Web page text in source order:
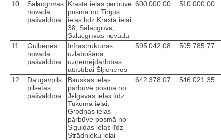
10.
Salacgrīvas
novada
pašvaldība
Krasta ielas pārbūve
posmā no Tirgus
ielas līdz Krasta ielai
38, Salacgrīvā,
Salacgrīvas novadā
600 000,00 510 000,00
11.
Gulbenes
novada
pašvaldība
Infrastruktūras
uzlabošana
uzņēmējdarbības
attīstībai Šķieneros
595 042,08 505 785,77
12.
Daugavpils
pilsētas
pašvaldība
Bauskas ielas
pārbūve posmā no
Jelgavas ielas līdz
Tukuma ielai,
Grodņas ielas
pārbūve posmā no
Siguldas ielas līdz
Strādnieku ielai
642 378,07 546 021,35